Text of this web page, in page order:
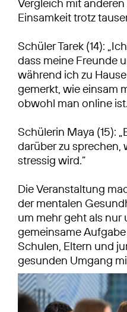
Vergleich mit
Einsamkeit trotz
Schüler Tarek (14):
dass meine Freunde
während ich zu
gemerkt, wie einsam
obwohl man online
Schülerin Maya (15):
darüber zu sprechen,
stressig wird.”
Die Veranstaltung
der mentalen
um mehr geht als nur
gemeinsame
Schulen, Eltern und
gesunden Umgang